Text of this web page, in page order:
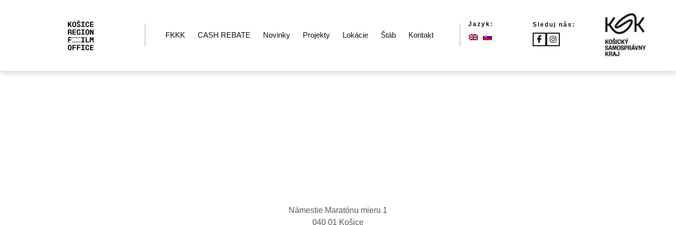
FKKK CASH REBATE Novinky Projekty Lokácie Štáb Kontakt
Jazyk: Sleduj nás:
Námestie Maratónu mieru 1
040 01 Košice